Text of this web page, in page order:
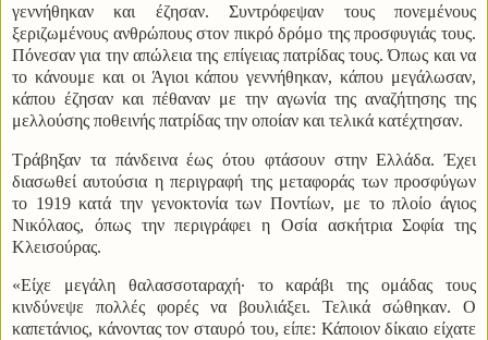
γεννήθηκαν και έζησαν. Συντρόφεψαν τους πονεμένους
ξεριζωμένους ανθρώπους στον πικρό δρόμο της προσφυγιάς τους.
Πόνεσαν για την απώλεια της επίγειας πατρίδας τους. Όπως και να
το κάνουμε και οι Άγιοι κάπου γεννήθηκαν, κάπου μεγάλωσαν,
κάπου έζησαν και πέθαναν με την αγωνία της αναζήτησης της
μελλούσης ποθεινής πατρίδας την οποίαν και τελικά κατέχτησαν.
Τράβηξαν τα πάνδεινα έως ότου φτάσουν στην Ελλάδα. Έχει
διασωθεί αυτούσια η περιγραφή της μεταφοράς των προσφύγων
το 1919 κατά την γενοκτονία των Ποντίων, με το πλοίο άγιος
Νικόλαος, όπως την περιγράφει η Οσία ασκήτρια Σοφία της
Κλεισούρας.
«Είχε μεγάλη θαλασσοταραχή· το καράβι της ομάδας τους
κινδύνεψε πολλές φορές να βουλιάξει. Τελικά σώθηκαν. Ο
καπετάνιος, κάνοντας τον σταυρό του, είπε: Κάποιον δίκαιο είχατε